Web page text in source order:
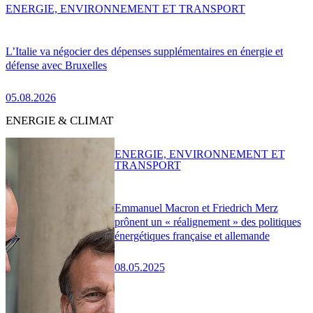
L’Italie va négocier des dépenses supplémentaires en énergie et
défense avec Bruxelles
05.08.2026
ENERGIE, ENVIRONNEMENT ET TRANSPORT
ENERGIE & CLIMAT
Emmanuel Macron et Friedrich Merz
prônent un « réalignement » des politiques
énergétiques française et allemande
08.05.2025
ENERGIE, ENVIRONNEMENT ET
TRANSPORT